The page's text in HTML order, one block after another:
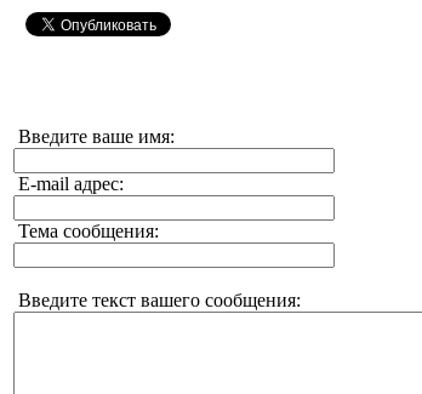
Введите ваше имя:
E-mail адрес:
Тема сообщения:
Введите текст вашего сообщения: